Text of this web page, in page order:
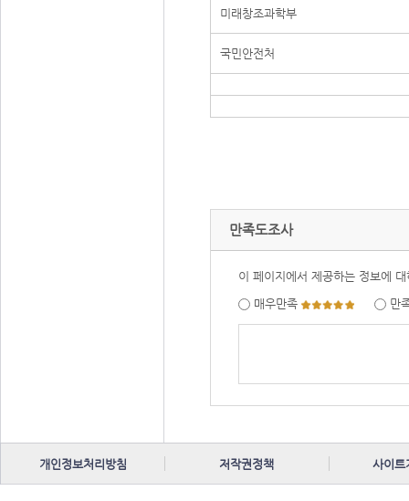
미래창조과학부
국민안전처
만족도조사
이 페이지에서 제공하는 정보에
매우만족
만
개인정보처리방침 저작권정책 사이트